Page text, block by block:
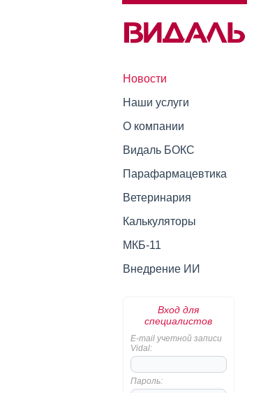
Новости
Наши услуги
О компании
Видаль БОКС
Парафармацевтика
Ветеринария
Калькуляторы
МКБ-11
Внедрение ИИ
Вход для
специалистов
E-mail учетной записи
Vidal:
Пароль: